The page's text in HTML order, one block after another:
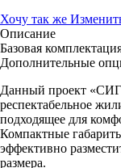
Хочу так же
Описание
Базовая
Дополнительные
Данный проект
респектабельное
подходящее для
Компактные
эффективно
размера.